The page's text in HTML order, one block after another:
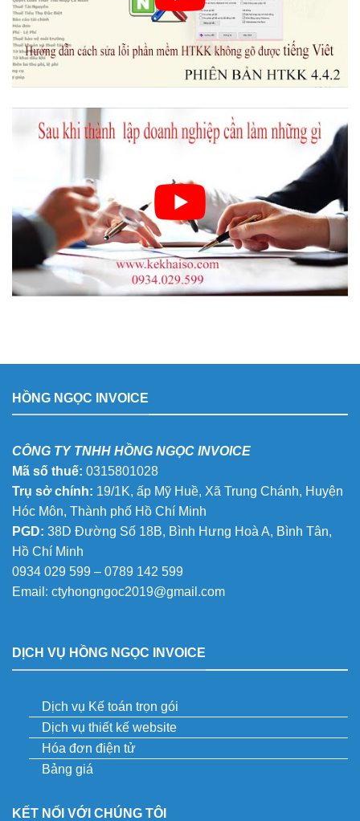
HỒNG NGỌC INVOICE
CÔNG TY TNHH HỒNG NGỌC INVOICE
Mã số thuế: 0315801028
Trụ sở chính: 19/1K, ấp Mỹ Huề, Xã Trung Chánh, Huyện
Hóc Môn, Thành phố Hồ Chí Minh
PGD: 38D Đường Số 18B, Bình Hưng Hoà A, Bình Tân,
Hồ Chí Minh
0934 029 599 – 0789 142 599
Email: ctyhongngoc2019@gmail.com
DỊCH VỤ HỒNG NGỌC INVOICE
Dịch vụ Kế toán trọn gói
Dịch vụ thiết kế website
Hóa đơn điện tử
Bảng giá
KẾT NỐI VỚI CHÚNG TÔI